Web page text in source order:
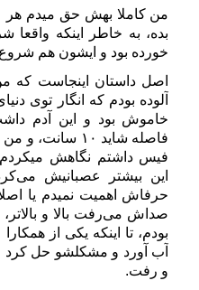
من کاملا بهش حق میدم
بده، به خاطر اینکه
خورده بود و ایشون هم شروع
اصل داستان اینجاست که
آلوده بودم که انگار توی
خاموش بود و این آدم
فاصله شاید ۱۰
فیس داشتم نگاهش میکردم
این بیشتر عصبانیش
حرفاش اهمیت نمیدم یا
صداش می‌رفت بالا و
بودم، تا اینکه یکی از
آب آورد و مشکلشو حل
و رفت.